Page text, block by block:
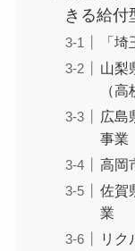
きる給付
「
山梨
（
広島
事業
高岡
佐賀
業
リ